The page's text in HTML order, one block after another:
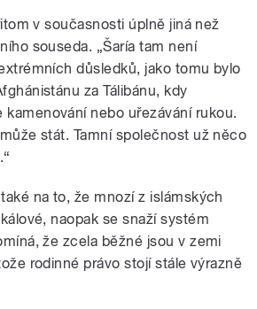
v současnosti úplně jiná než
souseda. „Šaría tam není
důsledků, jako tomu bylo
za Tálibánu, kdy
nebo uřezávání rukou.
stát. Tamní společnost už něco
na to, že mnozí z islámských
naopak se snaží systém
že zcela běžné jsou v zemi
rodinné právo stojí stále výrazně